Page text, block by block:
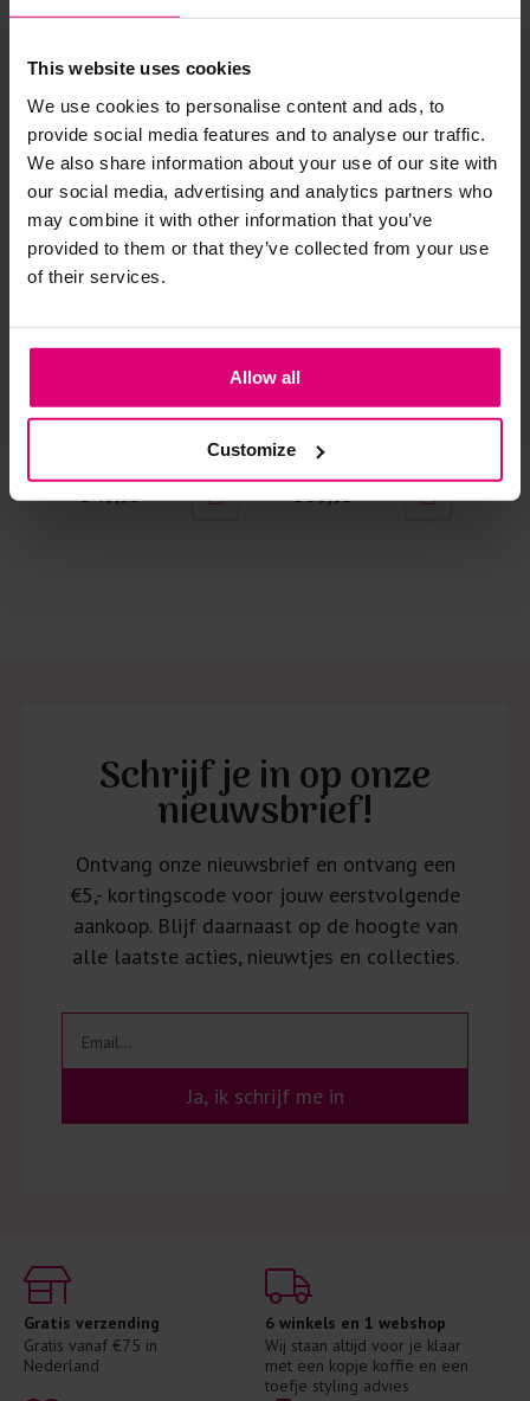
This website uses cookies
We use cookies to personalise content and ads, to
provide social media features and to analyse our traffic.
We also share information about your use of our site with
our social media, advertising and analytics partners who
may combine it with other information that you’ve
provided to them or that they’ve collected from your use
of their services.
Allow all
Customize
Strijkijzer/droogtrommel:
Kledingstukken met elastine zijn niet bestand tegen de hitte
van het strijkijzer en/of de droogtrommel. Ook in veel
spijkerbroeken is elastine (stretch) verwerkt en mogen dus
niet gestreken worden en/of in de droogtrommel.
Twijfels? Wij staan klaar voor advies op maat.
Azzurro
€ 49,95
Enjoy
€ 59,95 €
Schrijf je in op onze
nieuwsbrief!
Ontvang onze nieuwsbrief en ontvang een
€5,- kortingscode voor jouw eerstvolgende
aankoop. Blijf daarnaast op de hoogte van
alle laatste acties, nieuwtjes en collecties.
Ja, ik schrijf me in
Gratis verzending
Gratis vanaf €75 in
Nederland
6 winkels en 1 webshop
Wij staan altijd voor je klaar
met een kopje koffie en een
toefje styling advies